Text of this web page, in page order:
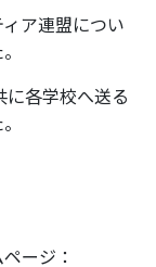
ア連盟につい
各学校へ送る
ージ：